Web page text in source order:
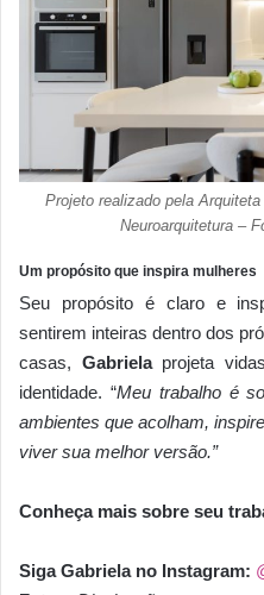
Projeto realizado pela
Neuroarquitetura –
Um propósito que inspira mulheres
Seu propósito é claro e
sentirem inteiras dentro dos
casas, Gabrielaprojeta
identidade. “Meu trabalho é
ambientes que acolham,
viver sua melhor versão.”
Conheça mais sobre seu
Siga Gabriela no Instagram: